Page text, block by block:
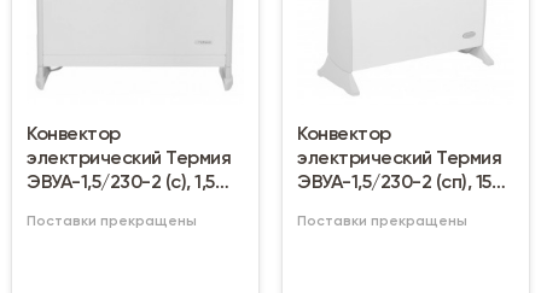
Конвектор
электрический Термия
ЭВУА-1,5/230-2 (с), 1,5
Поставки прекращены
Конвектор
электрический Термия
ЭВУА-1,5/230-2 (сп), 1500
Поставки прекращены